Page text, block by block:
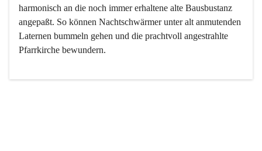
harmonisch an die noch immer erhaltene alte Bausbustanz
angepaßt. So können Nachtschwärmer unter alt anmutenden
Laternen bummeln gehen und die prachtvoll angestrahlte
Pfarrkirche bewundern.
Der Weinbau dominert heute nicht mehr, ist aber integrativer